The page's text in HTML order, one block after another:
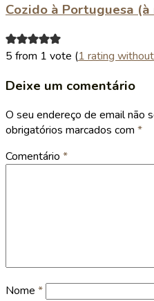
Cozido à Portuguesa
5 from 1 vote (1 rating
Deixe um comentário
O seu endereço de email não
obrigatórios marcados com *
Comentário *
Nome *